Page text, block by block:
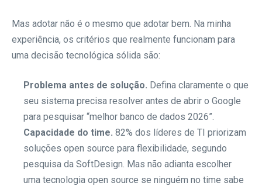
Mas adotar não é o mesmo que adotar bem. Na minha
experiência, os critérios que realmente funcionam para
uma decisão tecnológica sólida são:
Problema antes de solução. Defina claramente o que
seu sistema precisa resolver antes de abrir o Google
para pesquisar “melhor banco de dados 2026”.
Capacidade do time. 82% dos líderes de TI priorizam
soluções open source para flexibilidade, segundo
pesquisa da SoftDesign. Mas não adianta escolher
uma tecnologia open source se ninguém no time sabe